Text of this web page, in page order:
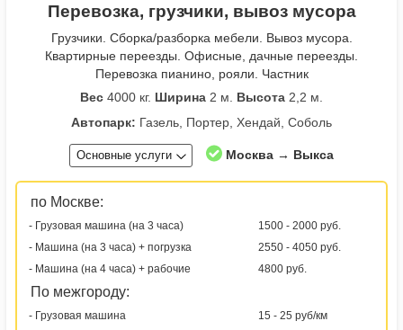
Перевозка, грузчики, вывоз мусора
Грузчики. Сборка/разборка мебели. Вывоз мусора.
Квартирные переезды. Офисные, дачные переезды.
Перевозка пианино, рояли. Частник
Вес 4000 кг. Ширина 2 м. Высота 2,2 м.
Автопарк: Газель, Портер, Хендай, Соболь
Основные услуги Москва → Выкса
по Москве:
- Грузовая машина (на 3 часа)
1500 - 2000 руб.
- Машина (на 3 часа) + погрузка
2550 - 4050 руб.
- Машина (на 4 часа) + рабочие
4800 руб.
По межгороду:
- Грузовая машина 15 - 25 руб/км